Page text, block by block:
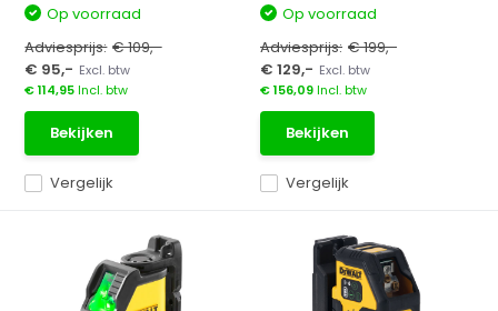
Vergelijk
Op voorraad
Adviesprijs: € 109,-
€ 95,- Excl. btw
€ 114,95Incl. btw
Bekijken
Vergelijk
Op voorraad
Adviesprijs: € 199,-
€ 129,- Excl. btw
€ 156,09Incl. btw
Bekijken